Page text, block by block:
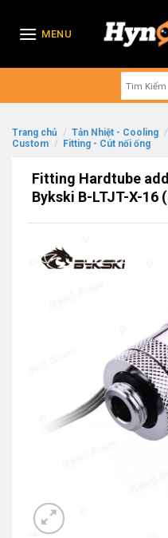
MENU
Trang chủ / Tản Nhiệt - Cooling /
Custom / Fitting - Cút nối ống
Fitting Hardtube
Bykski B-LTJT-X-16